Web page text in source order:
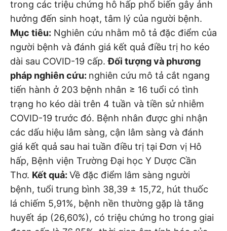
trong các triệu chứng hô hấp phổ biến gây ảnh
hưởng đến sinh hoạt, tâm lý của người bệnh.
Mục tiêu: Nghiên cứu nhằm mô tả đặc điểm của
người bệnh và đánh giá kết quả điều trị ho kéo
dài sau COVID-19 cấp.Đối tượng và phương
pháp nghiên cứu: nghiên cứu mô tả cắt ngang
tiến hành ở 203 bệnh nhân ≥ 16 tuổi có tình
trạng ho kéo dài trên 4 tuần và tiền sử nhiễm
COVID-19 trước đó. Bệnh nhân được ghi nhận
các dấu hiệu lâm sàng, cận lâm sàng và đánh
giá kết quả sau hai tuần điều trị tại Đơn vị Hô
hấp, Bệnh viện Trường Đại học Y Dược Cần
Thơ. Kết quả: Về đặc điểm lâm sàng người
bệnh, tuổi trung bình 38,39 ± 15,72, hút thuốc
lá chiếm 5,91%, bệnh nền thường gặp là tăng
huyết áp (26,60%), có triệu chứng ho trong giai